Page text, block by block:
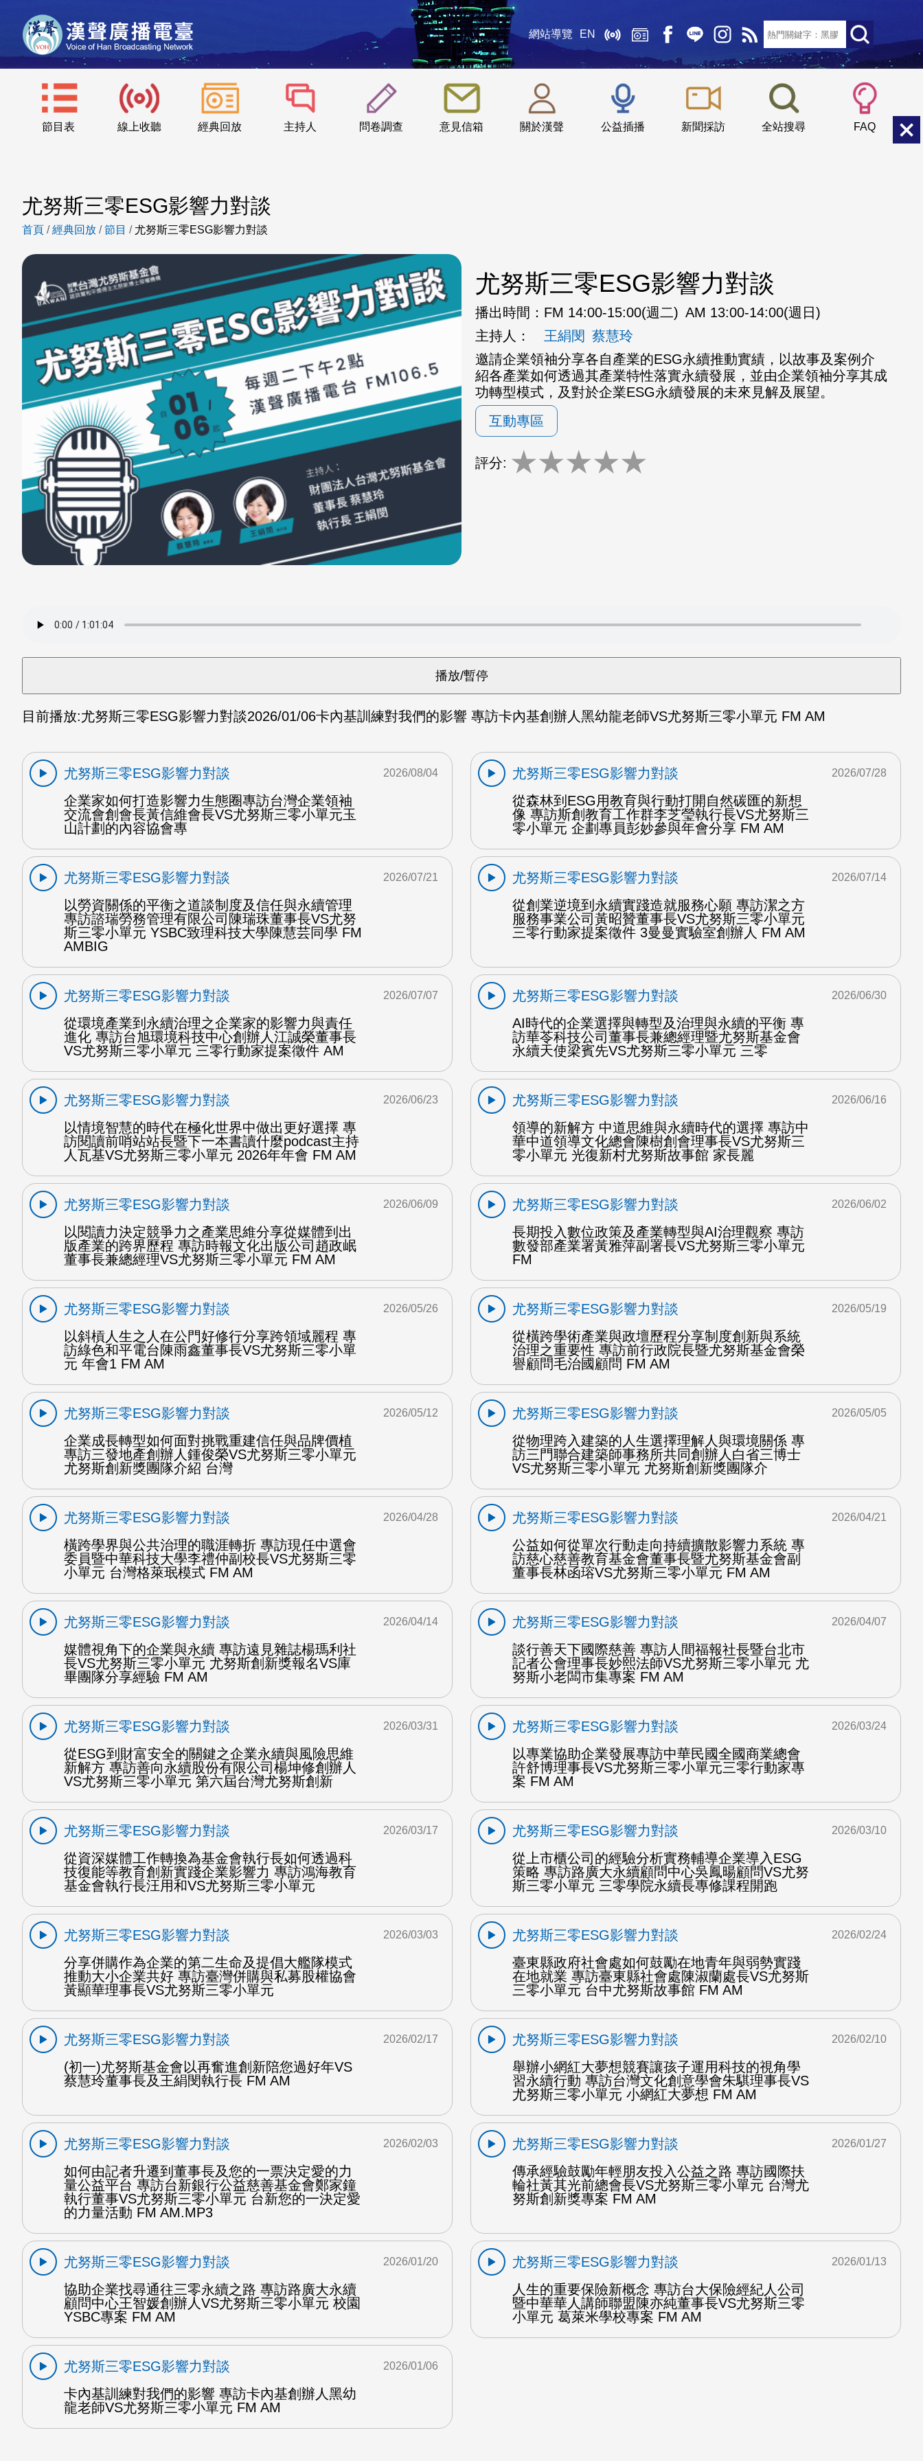
網站導覽 EN
節目表 線上收聽 經典回放 主持人 問卷調查 意見信箱 關於漢聲 公益插播 新聞採訪 全站搜尋 FAQ
::: 小 中
尤努斯三零ESG影響力對談
首頁 /經典回放 /節目 / 尤努斯三零ESG影響力對談
尤努斯三零ESG影響力對談
播出時間： FM 14:00-15:00(週二) AM 13:00-14:00(週日)
主持人：
王絹閔 蔡慧玲
邀請企業領袖分享各自產業的ESG永續推動實績，以故事及案例介
紹各產業如何透過其產業特性落實永續發展，並由企業領袖分享其成
功轉型模式，及對於企業ESG永續發展的未來見解及展望。
互動專區
評分: ★★★★★
目前播放:尤努斯三零ESG影響力對談2026/01/06卡內基訓練對我們的影響 專訪卡內基創辦人黑幼龍老師VS尤努斯三零小單元 FM AM
尤努斯三零ESG影響力對談
企業家如何打造影響力生態圈專訪台灣企業領袖
交流會創會長黃信維會長VS尤努斯三零小單元玉
山計劃的內容協會專
2026/08/04
尤努斯三零ESG影響力對談
從森林到ESG用教育與行動打開自然碳匯的新想
像 專訪斯創教育工作群李芝瑩執行長VS尤努斯三
零小單元 企劃專員彭妙參與年會分享 FM AM
2026/07/28
尤努斯三零ESG影響力對談
以勞資關係的平衡之道談制度及信任與永續管理
專訪諮瑞勞務管理有限公司陳瑞珠董事長VS尤努
斯三零小單元 YSBC致理科技大學陳慧芸同學 FM
AMBIG
2026/07/21
尤努斯三零ESG影響力對談
從創業逆境到永續實踐造就服務心願 專訪潔之方
服務事業公司黃昭贊董事長VS尤努斯三零小單元
三零行動家提案徵件 3曼曼實驗室創辦人 FM AM
2026/07/14
尤努斯三零ESG影響力對談
從環境產業到永續治理之企業家的影響力與責任
進化 專訪台旭環境科技中心創辦人江誠榮董事長
VS尤努斯三零小單元 三零行動家提案徵件 AM
2026/07/07
尤努斯三零ESG影響力對談
AI時代的企業選擇與轉型及治理與永續的平衡 專
訪華苓科技公司董事長兼總經理暨尤努斯基金會
永續天使梁賓先VS尤努斯三零小單元 三零
2026/06/30
尤努斯三零ESG影響力對談
以情境智慧的時代在極化世界中做出更好選擇 專
訪閱讀前哨站站長暨下一本書讀什麼podcast主持
人瓦基VS尤努斯三零小單元 2026年年會 FM AM
2026/06/23
尤努斯三零ESG影響力對談
領導的新解方 中道思維與永續時代的選擇 專訪中
華中道領導文化總會陳樹創會理事長VS尤努斯三
零小單元 光復新村尤努斯故事館 家長麗
2026/06/16
尤努斯三零ESG影響力對談
以閱讀力決定競爭力之產業思維分享從媒體到出
版產業的跨界歷程 專訪時報文化出版公司趙政岷
董事長兼總經理VS尤努斯三零小單元 FM AM
2026/06/09
尤努斯三零ESG影響力對談
長期投入數位政策及產業轉型與AI治理觀察 專訪
數發部產業署黃雅萍副署長VS尤努斯三零小單元
FM
2026/06/02
尤努斯三零ESG影響力對談
以斜槓人生之人在公門好修行分享跨領域麗程 專
訪綠色和平電台陳雨鑫董事長VS尤努斯三零小單
元 年會1 FM AM
2026/05/26
尤努斯三零ESG影響力對談
從橫跨學術產業與政壇歷程分享制度創新與系統
治理之重要性 專訪前行政院長暨尤努斯基金會榮
譽顧問毛治國顧問 FM AM
2026/05/19
尤努斯三零ESG影響力對談
企業成長轉型如何面對挑戰重建信任與品牌價植
專訪三發地產創辦人鍾俊榮VS尤努斯三零小單元
尤努斯創新獎團隊介紹 台灣
2026/05/12
尤努斯三零ESG影響力對談
從物理跨入建築的人生選擇理解人與環境關係 專
訪三門聯合建築師事務所共同創辦人白省三博士
VS尤努斯三零小單元 尤努斯創新獎團隊介
2026/05/05
尤努斯三零ESG影響力對談
橫跨學界與公共治理的職涯轉折 專訪現任中選會
委員暨中華科技大學李禮仲副校長VS尤努斯三零
小單元 台灣格萊珉模式 FM AM
2026/04/28
尤努斯三零ESG影響力對談
公益如何從單次行動走向持續擴散影響力系統 專
訪慈心慈善教育基金會董事長暨尤努斯基金會副
董事長林函瑢VS尤努斯三零小單元 FM AM
2026/04/21
尤努斯三零ESG影響力對談
媒體視角下的企業與永續 專訪遠見雜誌楊瑪利社
長VS尤努斯三零小單元 尤努斯創新獎報名VS庫
畢團隊分享經驗 FM AM
2026/04/14
尤努斯三零ESG影響力對談
談行善天下國際慈善 專訪人間福報社長暨台北市
記者公會理事長妙熙法師VS尤努斯三零小單元 尤
努斯小老闆市集專案 FM AM
2026/04/07
尤努斯三零ESG影響力對談
從ESG到財富安全的關鍵之企業永續與風險思維
新解方 專訪善向永續股份有限公司楊坤修創辦人
VS尤努斯三零小單元 第六屆台灣尤努斯創新
2026/03/31
尤努斯三零ESG影響力對談
以專業協助企業發展專訪中華民國全國商業總會
許舒博理事長VS尤努斯三零小單元三零行動家專
案 FM AM
2026/03/24
尤努斯三零ESG影響力對談
從資深媒體工作轉換為基金會執行長如何透過科
技復能等教育創新實踐企業影響力 專訪鴻海教育
基金會執行長汪用和VS尤努斯三零小單元
2026/03/17
尤努斯三零ESG影響力對談
從上市櫃公司的經驗分析實務輔導企業導入ESG
策略 專訪路廣大永續顧問中心吳鳳暘顧問VS尤努
斯三零小單元 三零學院永續長專修課程開跑
2026/03/10
尤努斯三零ESG影響力對談
分享併購作為企業的第二生命及提倡大艦隊模式
推動大小企業共好 專訪臺灣併購與私募股權協會
黃顯華理事長VS尤努斯三零小單元
2026/03/03
尤努斯三零ESG影響力對談
臺東縣政府社會處如何鼓勵在地青年與弱勢實踐
在地就業 專訪臺東縣社會處陳淑蘭處長VS尤努斯
三零小單元 台中尤努斯故事館 FM AM
2026/02/24
尤努斯三零ESG影響力對談
(初一)尤努斯基金會以再奮進創新陪您過好年VS
蔡慧玲董事長及王絹閔執行長 FM AM
2026/02/17
尤努斯三零ESG影響力對談
舉辦小網紅大夢想競賽讓孩子運用科技的視角學
習永續行動 專訪台灣文化創意學會朱騏理事長VS
尤努斯三零小單元 小網紅大夢想 FM AM
2026/02/10
尤努斯三零ESG影響力對談
如何由記者升遷到董事長及您的一票決定愛的力
量公益平台 專訪台新銀行公益慈善基金會鄭家鐘
執行董事VS尤努斯三零小單元 台新您的一決定愛
的力量活動 FM AM.MP3
2026/02/03
尤努斯三零ESG影響力對談
傳承經驗鼓勵年輕朋友投入公益之路 專訪國際扶
輪社黃其光前總會長VS尤努斯三零小單元 台灣尤
努斯創新獎專案 FM AM
2026/01/27
尤努斯三零ESG影響力對談
協助企業找尋通往三零永續之路 專訪路廣大永續
顧問中心王智媛創辦人VS尤努斯三零小單元 校園
YSBC專案 FM AM
2026/01/20
尤努斯三零ESG影響力對談
人生的重要保險新概念 專訪台大保險經紀人公司
暨中華華人講師聯盟陳亦純董事長VS尤努斯三零
小單元 葛萊米學校專案 FM AM
2026/01/13
尤努斯三零ESG影響力對談
卡內基訓練對我們的影響 專訪卡內基創辦人黑幼
龍老師VS尤努斯三零小單元 FM AM
2026/01/06